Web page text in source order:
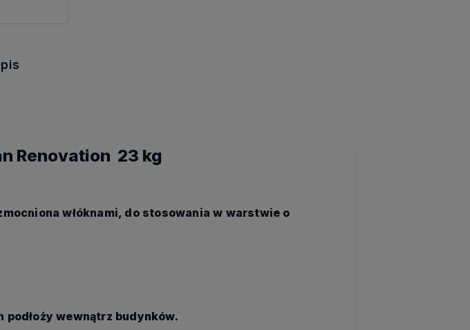
Renovation 23 kg
włóknami, do stosowania w warstwie o
wewnątrz budynków.